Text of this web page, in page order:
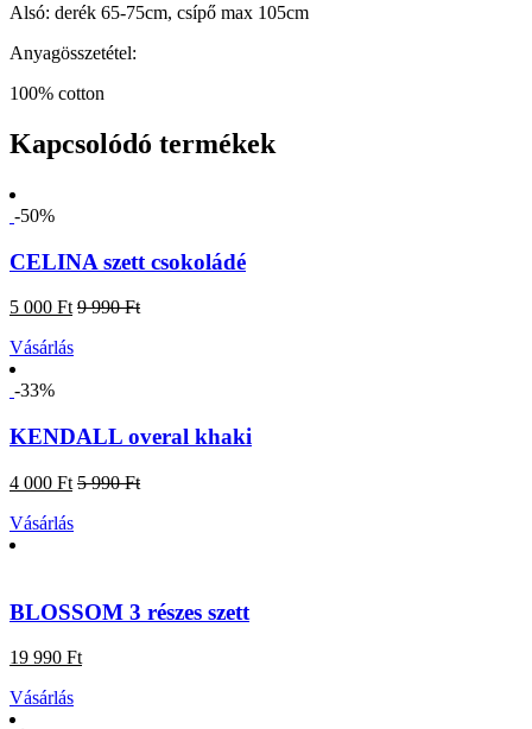
Alsó: derék 65-75cm, csípő max 105cm
Anyagösszetétel:
100% cotton
Kapcsolódó termékek
-50%
CELINA szett csokoládé
5 000 Ft 9 990 Ft
Vásárlás
-33%
KENDALL overal khaki
4 000 Ft 5 990 Ft
Vásárlás
BLOSSOM 3 részes szett
19 990 Ft
Vásárlás